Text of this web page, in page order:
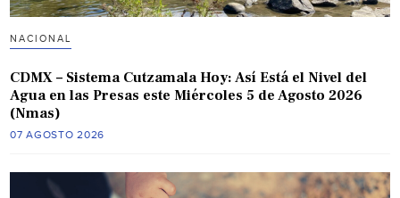
NACIONAL
CDMX – Sistema Cutzamala Hoy: Así Está el Nivel del
Agua en las Presas este Miércoles 5 de Agosto 2026
(Nmas)
07 AGOSTO 2026